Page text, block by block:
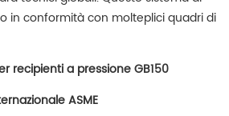
in conformità con molteplici quadri di
recipienti a pressione GB150
ASME